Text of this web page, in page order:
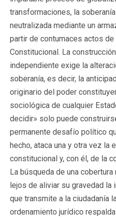
transformaciones, la
neutralizada mediante un
partir de contumaces actos
Constitucional. La
independiente exige la
soberanía, es decir, la
originario del poder
sociológica de cualquier
decidir» solo puede
permanente desafío político
hecho, ataca una y otra vez la
constitucional y, con él, de la
La búsqueda de una
lejos de aliviar su gravedad la
que transmite a la ciudadanía
ordenamiento jurídico